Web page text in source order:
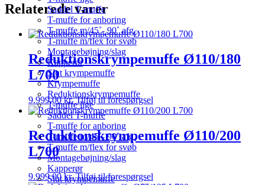
Saddel T-muffe
T-muffe for anboring
T-muffe m/45˚- 90˚ afg.
T-muffe m/flex for svøb
Montagebøjning/slag
Kapperør
Slut krympemuffe
Krympemuffe
Reduktionskrympemuffe
T-muffe lige
Saddel T-muffe
T-muffe for anboring
T-muffe m/45˚- 90˚ afg.
T-muffe m/flex for svøb
Montagebøjning/slag
Kapperør
Slut krympemuffe
Relaterede varer
Reduktionskrympemuffe Ø110/180
L700
9.999,00kr. Tilføj til forespørgsel
Reduktionskrympemuffe Ø110/200
L700
9.999,00kr. Tilføj til forespørgsel